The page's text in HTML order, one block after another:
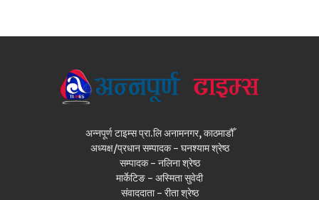
अन्नपूर्ण टाइम्स प्रा.लि अनामनगर, काठमाडौँ
अध्यक्ष/प्रधान सम्पादक - घनश्याम श्रेष्ठ
सम्पादक - नलिना श्रेष्ठ
मार्केटिङ - अस्मिता सुवेदी
संवाददाता - रीता श्रेष्ठ